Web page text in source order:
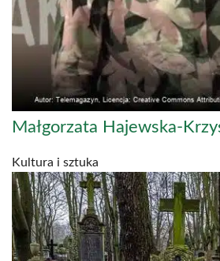
Małgorzata Hajewska-
Kultura i sztuka